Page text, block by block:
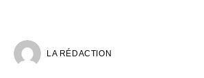
LA RÉDACTION